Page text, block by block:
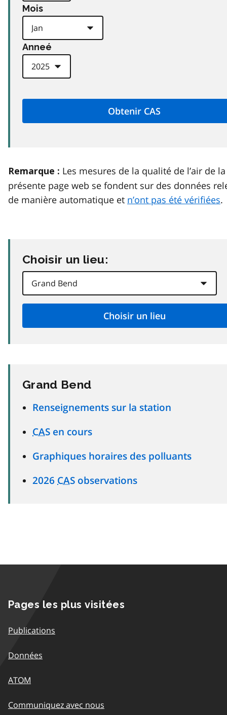
Mois
Anneé
Remarque : Les mesures de la qualité de l’air de la
présente page web se fondent sur des données
de manière automatique et n’ont pas été vérifiées.
Choisir un lieu:
Grand Bend
Renseignements sur la station
CAS en cours
Graphiques horaires des polluants
2026 CAS observations
Pages les plus visitées
Publications
Données
ATOM
Communiquez avec nous